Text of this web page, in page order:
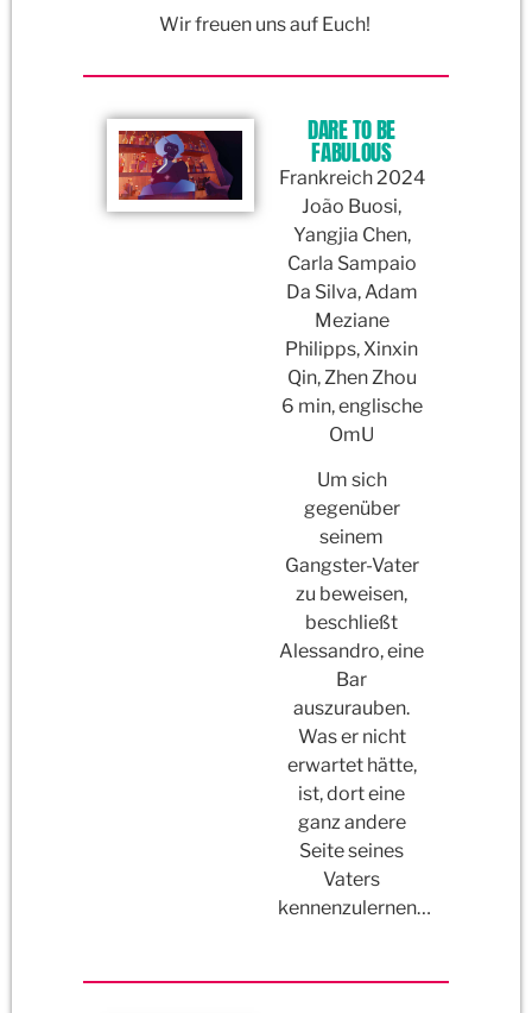
Wir freuen uns auf Euch!
DARE TO BE
FABULOUS
Frankreich 2024
João Buosi,
Yangjia Chen,
Carla Sampaio
Da Silva, Adam
Meziane
Philipps, Xinxin
Qin, Zhen Zhou
6 min, englische
OmU
Um sich
gegenüber
seinem
Gangster-Vater
zu beweisen,
beschließt
Alessandro, eine
Bar
auszurauben.
Was er nicht
erwartet hätte,
ist, dort eine
ganz andere
Seite seines
Vaters
kennenzulernen…